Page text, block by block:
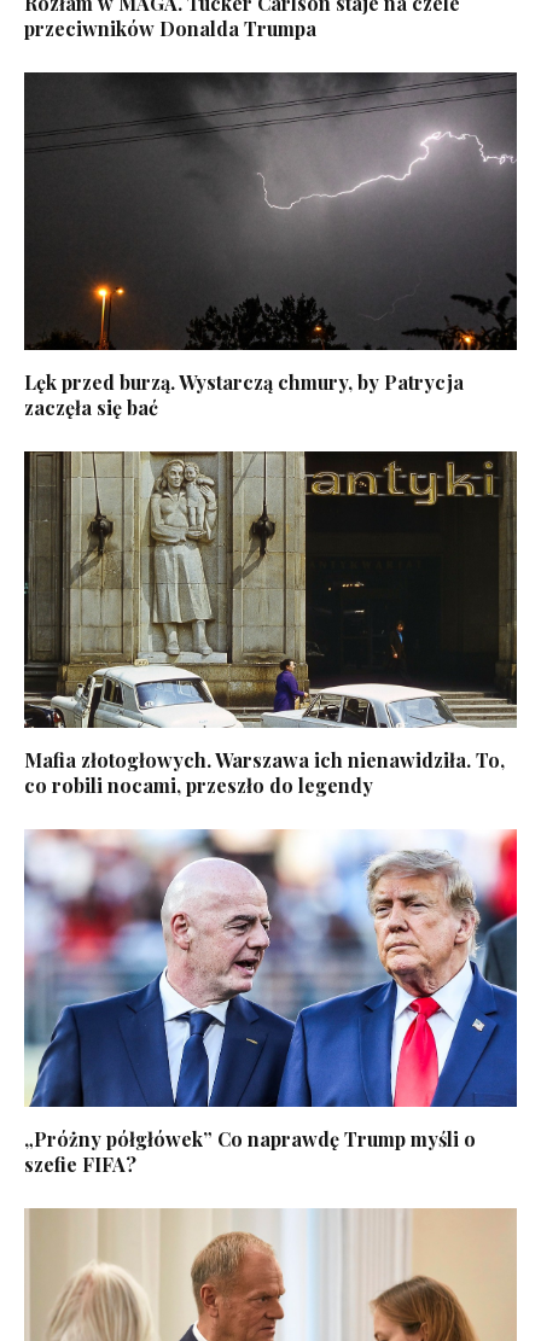
przeciwników Donalda Trumpa
Lęk przed burzą. Wystarczą chmury, by Patrycja
zaczęła się bać
Mafia złotogłowych. Warszawa ich nienawidziła. To,
co robili nocami, przeszło do legendy
„Próżny półgłówek” Co naprawdę Trump myśli o
szefie FIFA?